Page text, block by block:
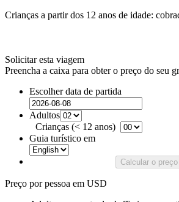
Crianças a partir dos 12 anos de idade:
Solicitar esta viagem
Preencha a caixa para obter o preço do seu
Escolher data de partida
Adultos
Crianças (< 12 anos)
Guia turístico em
Calcular o preço
Preço por pessoa em USD